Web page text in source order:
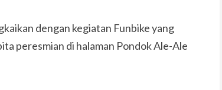
dengan kegiatan Funbike yang
peresmian di halaman Pondok Ale-Ale